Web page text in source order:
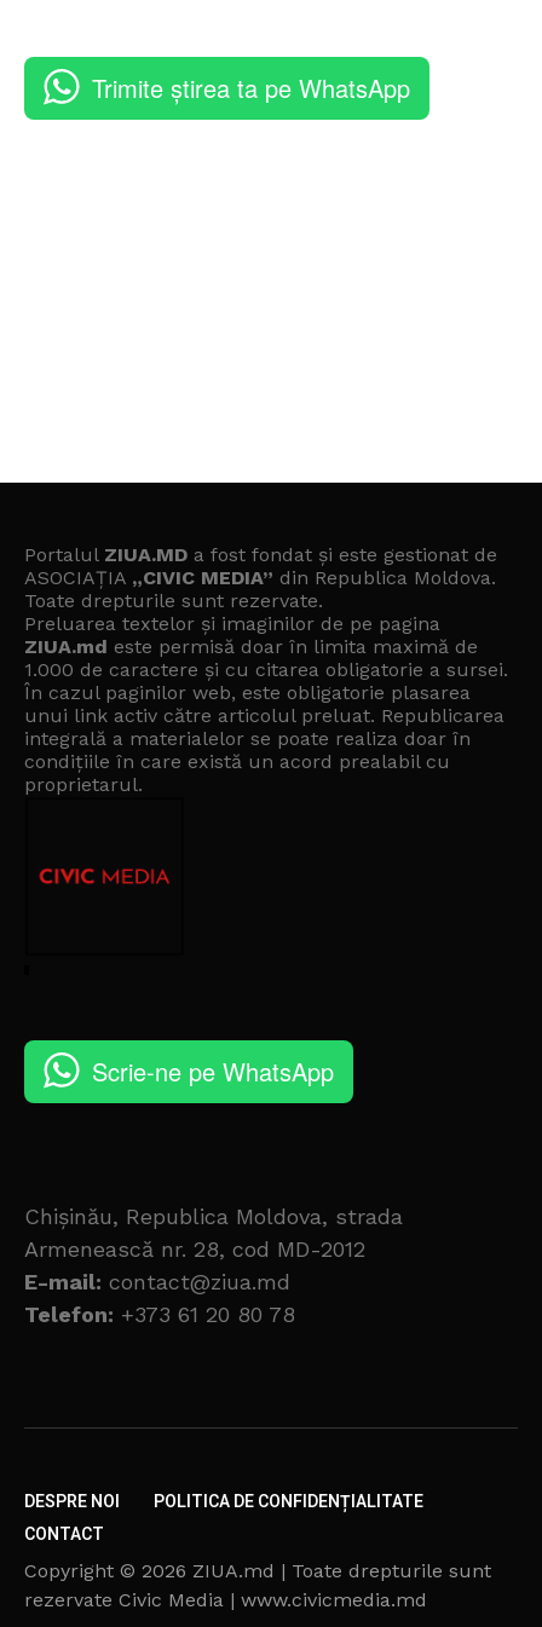
Trimite știrea ta pe WhatsApp
Portalul ZIUA.MD a fost fondat și este gestionat de
ASOCIAȚIA „CIVIC MEDIA” din Republica Moldova.
Toate drepturile sunt rezervate.
Preluarea textelor și imaginilor de pe pagina
ZIUA.md este permisă doar în limita maximă de
1.000 de caractere și cu citarea obligatorie a sursei.
În cazul paginilor web, este obligatorie plasarea
unui link activ către articolul preluat. Republicarea
integrală a materialelor se poate realiza doar în
condițiile în care există un acord prealabil cu
proprietarul.
Scrie-ne pe WhatsApp
Chișinău, Republica Moldova, strada
Armenească nr. 28, cod MD-2012
E-mail: contact@ziua.md
Telefon: +373 61 20 80 78
DESPRE NOI
POLITICA DE CONFIDENȚIALITATE
CONTACT
Copyright © 2026 ZIUA.md | Toate drepturile sunt
rezervate Civic Media | www.civicmedia.md